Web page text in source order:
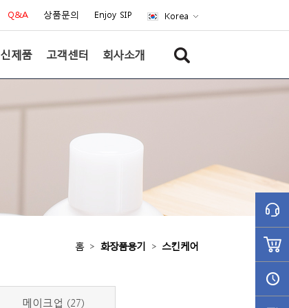
Q&A 상품문의 Enjoy SIP Korea
신제품 고객센터 회사소개
홈 > 화장품용기 > 스킨케어
메이크업 (27)